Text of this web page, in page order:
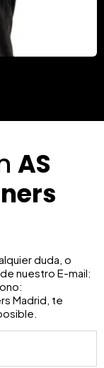
AS
duda, o
nuestro E-mail:
Madrid, te